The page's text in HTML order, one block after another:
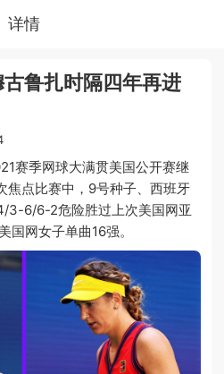
详情
鲁扎时隔四年再进
赛季网球大满贯美国公开赛继
焦点比赛中，9号种子、西班牙
3-6/6-2危险胜过上次美国网亚
国网女子单曲16强。